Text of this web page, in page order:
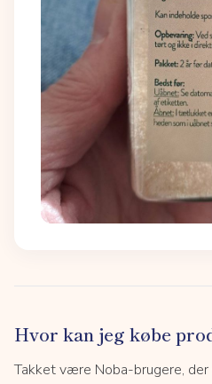
Hvor kan jeg købe
Takket være Noba-brugere, der